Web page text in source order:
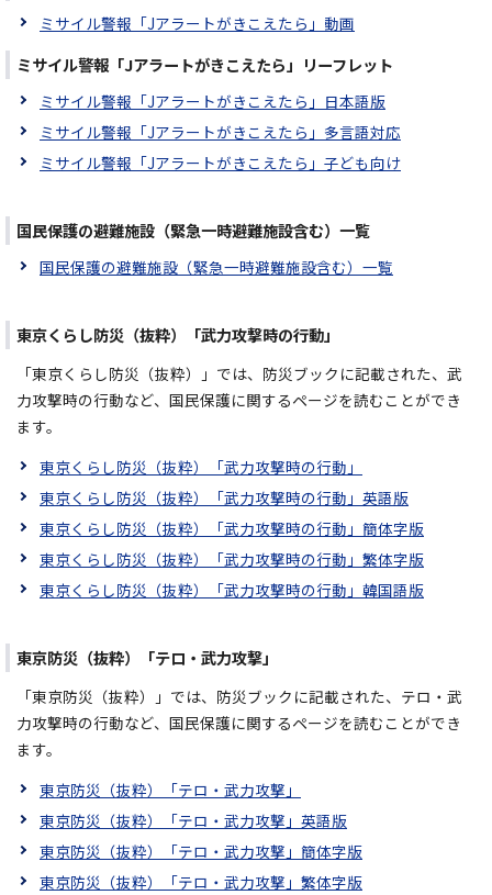
ミサイル警報「Jアラートがきこえたら」動画
ミサイル警報「Jアラートがきこえたら」リーフレット
ミサイル警報「Jアラートがきこえたら」日本語版
ミサイル警報「Jアラートがきこえたら」多言語対応
ミサイル警報「Jアラートがきこえたら」子ども向け
国民保護の避難施設（緊急一時避難施設含む）一覧
国民保護の避難施設（緊急一時避難施設含む）一覧
東京くらし防災（抜粋）「武力攻撃時の行動」
「東京くらし防災（抜粋）」では、防災ブックに記載された、武
力攻撃時の行動など、国民保護に関するページを読むことができ
ます。
東京くらし防災（抜粋）「武力攻撃時の行動」
東京くらし防災（抜粋）「武力攻撃時の行動」英語版
東京くらし防災（抜粋）「武力攻撃時の行動」簡体字版
東京くらし防災（抜粋）「武力攻撃時の行動」繁体字版
東京くらし防災（抜粋）「武力攻撃時の行動」韓国語版
東京防災（抜粋）「テロ・武力攻撃」
「東京防災（抜粋）」では、防災ブックに記載された、テロ・武
力攻撃時の行動など、国民保護に関するページを読むことができ
ます。
東京防災（抜粋）「テロ・武力攻撃」
東京防災（抜粋）「テロ・武力攻撃」英語版
東京防災（抜粋）「テロ・武力攻撃」簡体字版
東京防災（抜粋）「テロ・武力攻撃」繁体字版